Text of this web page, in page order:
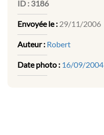
ID : 3186
Envoyée le : 29/11/2006
Auteur : Robert
Date photo : 16/09/2004